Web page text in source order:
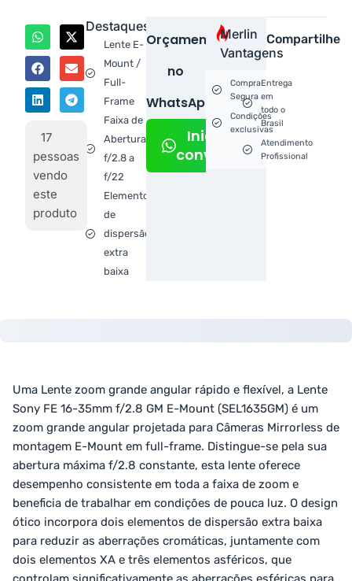
Destaques
Lente E-
Mount /
Full-
Frame
Faixa de
Abertura:
f/2.8 a
f/22
Elementos
de
dispersão
extra
baixa
Orçamento
no
WhatsApp!
Iniciar
conversa
Compartilhe
17
pessoas
vendo
este
produto
Merlin
Vantagens
Compra
Segura
Condições
exclusivas
Entrega
em
todo o
Brasil
Atendimento
Profissional
Uma Lente zoom grande angular rápido e flexível, a Lente
Sony FE 16-35mm f/2.8 GM E-Mount (SEL1635GM) é um
zoom grande angular projetada para Câmeras Mirrorless de
montagem E-Mount em full-frame. Distingue-se pela sua
abertura máxima f/2.8 constante, esta lente oferece
desempenho consistente em toda a faixa de zoom e
beneficia de trabalhar em condições de pouca luz. O design
ótico incorpora dois elementos de dispersão extra baixa
para reduzir as aberrações cromáticas, juntamente com
dois elementos XA e três elementos asféricos, que